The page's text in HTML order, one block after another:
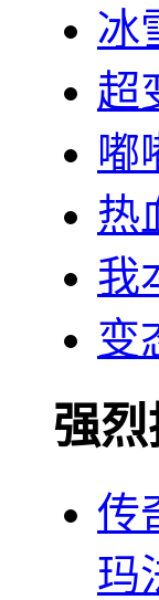
冰
超
嘟
热
我
变
强
传
玛